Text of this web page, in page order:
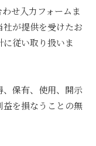
せ入力フォームま
が提供を受けたお
従い取り扱いま
、保有、使用、開示
を損なうことの無